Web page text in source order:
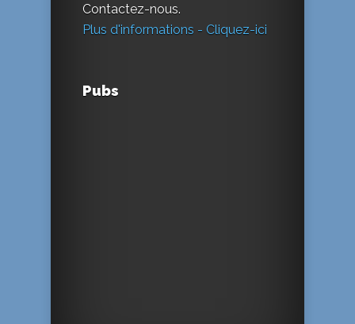
Contactez-nous.
Plus d'informations - Cliquez-ici
Pubs